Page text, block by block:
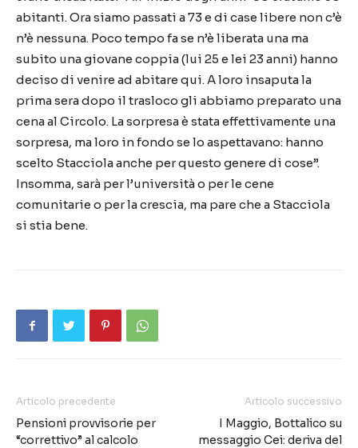
abitanti. Ora siamo passati a 73 e di case libere non c’è
n’è nessuna. Poco tempo fa se n’è liberata una ma
subito una giovane coppia (lui 25 e lei 23 anni) hanno
deciso di venire ad abitare qui. A loro insaputa la
prima sera dopo il trasloco gli abbiamo preparato una
cena al Circolo. La sorpresa è stata effettivamente una
sorpresa, ma loro in fondo se lo aspettavano: hanno
scelto Stacciola anche per questo genere di cose”.
Insomma, sarà per l’università o per le cene
comunitarie o per la crescia, ma pare che a Stacciola
si stia bene.
Articolo precedente
Pensioni provvisorie per
“correttivo” al calcolo
Articolo successivo
I Maggio, Bottalico su
messaggio Cei: deriva del